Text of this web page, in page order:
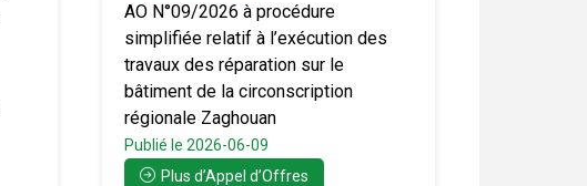
AO N°09/2026 à procédure
simplifiée relatif à l’exécution des
travaux des réparation sur le
bâtiment de la circonscription
régionale Zaghouan
Publié le 2026-06-09
Plus d’Appel d’Offres